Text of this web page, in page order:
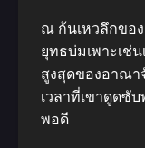
ณ ก้นเหวลึกขอ
ยุทธบ่มเพาะเช่
สูงสุดของอาณ
เวลาที่เขาดูดซั
พอดี